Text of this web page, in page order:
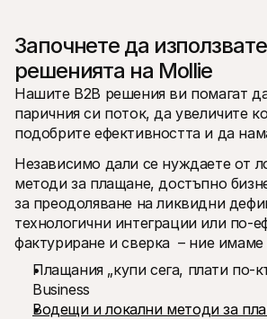
Започнете да
решенията на Mollie
Нашите B2B решения ви помагат
паричния си поток, да увеличите
подобрите ефективността и да
Независимо дали се нуждаете от
методи за плащане, достъпно
за преодоляване на ликвидни
технологични интеграции или по-
фактуриране и сверка  – ние
Плащания „купи сега, плати по-
Business
Водещи и локални методи за